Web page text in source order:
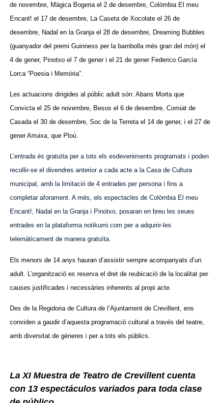
de novembre, Màgica Bogeria el 2 de desembre, Colòmbia El meu
Encant! el 17 de desembre, La Caseta de Xocolate el 26 de
desembre, Nadal en la Granja el 28 de desembre, Dreaming Bubbles
(guanyador del premi Guinness per la bambolla més gran del món) el
4 de gener, Pinotxo el 7 de gener i el 21 de gener Federico García
Lorca “Poesia i Memòria”.
Les actuacions dirigides al públic adult són: Abans Morta que
Convicta el 25 de novembre, Besos el 6 de desembre, Comiat de
Casada el 30 de desembre, Soc de la Terreta el 14 de gener, i el 27 de
gener Arruixa, que Ploú.
L’entrada és gratuïta per a tots els esdeveniments programats i poden
recollir-se el divendres anterior a cada acte a la Casa de Cultura
municipal, amb la limitació de 4 entrades per persona i fins a
completar aforament. A més, els espectacles de Colòmbia El meu
Encant!, Nadal en la Granja i Pinotxo, posaran en breu les seues
entrades en la plataforma notikumi.com per a adquirir-les
telemàticament de manera gratuïta.
Els menors de 14 anys hauran d’assistir sempre acompanyats d’un
adult. L’organització es reserva el dret de reubicació de la localitat per
causes justificades i necessàries inherents al propi acte.
Des de la Regidoria de Cultura de l’Ajuntament de Crevillent, ens
conviden a gaudir d’aquesta programació cultural a través del teatre,
amb diversitat de gèneres i per a tots els públics.
La XI Muestra de Teatro de Crevillent cuenta
con 13 espectáculos variados para toda clase